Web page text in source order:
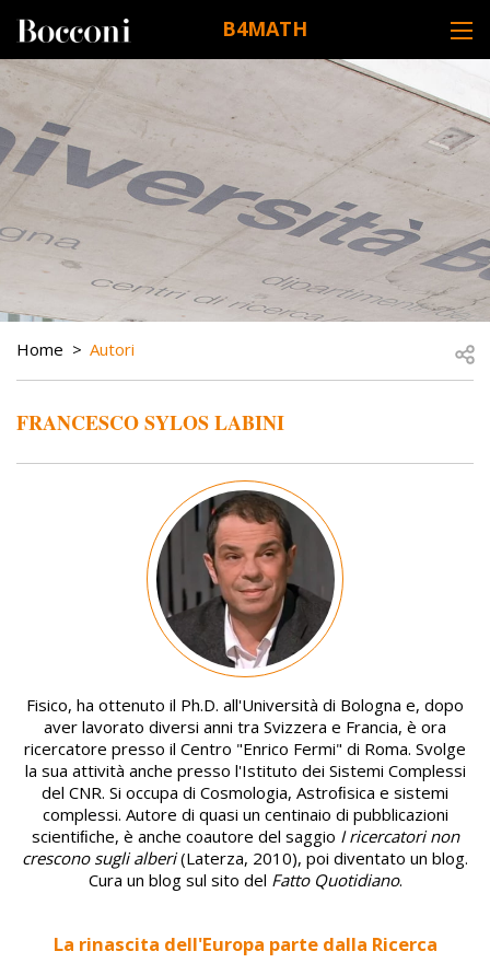
B4MATH
DESK NAVIGATION
BREADCRUMB
Home Autori
FRANCESCO SYLOS LABINI
Fisico, ha ottenuto il Ph.D. all'Università di Bologna e, dopo
aver lavorato diversi anni tra Svizzera e Francia, è ora
ricercatore presso il Centro "Enrico Fermi" di Roma. Svolge
la sua attività anche presso l'Istituto dei Sistemi Complessi
del CNR. Si occupa di Cosmologia, Astroﬁsica e sistemi
complessi. Autore di quasi un centinaio di pubblicazioni
scientiﬁche, è anche coautore del saggio I ricercatori non
crescono sugli alberi(Laterza, 2010), poi diventato un blog.
Cura un blog sul sito del Fatto Quotidiano.
La rinascita dell'Europa parte dalla Ricerca